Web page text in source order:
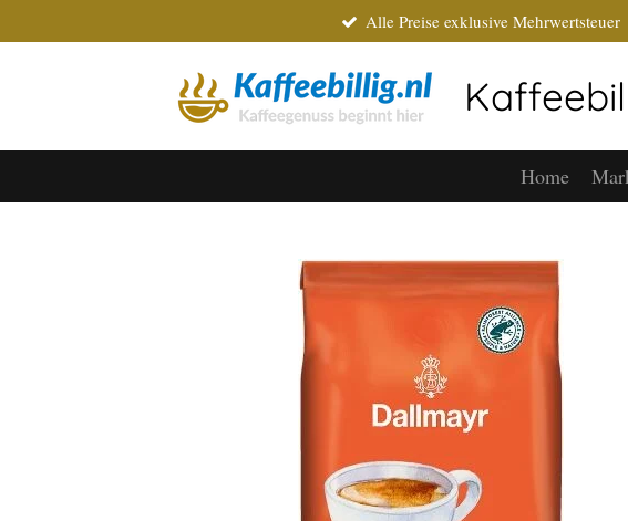
Hauptinhalt
Alle Preise exklusive Mehrwertsteuer
Home